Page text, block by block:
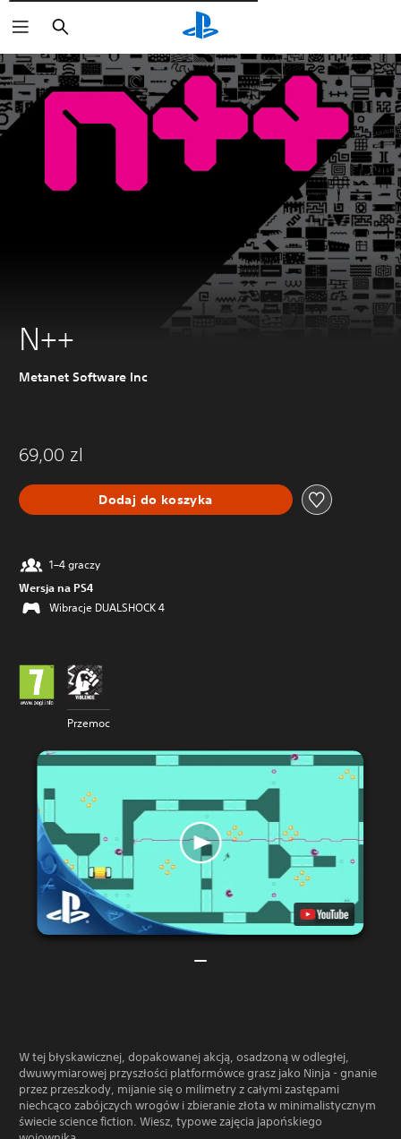
Wyszukaj
N++
Metanet Software Inc
69,00 zl
Dodaj do koszyka
1–4 graczy
Wersja na PS4
Wibracje DUALSHOCK 4
Przemoc
W tej błyskawicznej, dopakowanej akcją, osadzoną w odległej,
dwuwymiarowej przyszłości platformówce grasz jako Ninja - gnanie
przez przeszkody, mijanie się o milimetry z całymi zastępami
niechcąco zabójczych wrogów i zbieranie złota w minimalistycznym
świecie science fiction. Wiesz, typowe zajęcia japońskiego